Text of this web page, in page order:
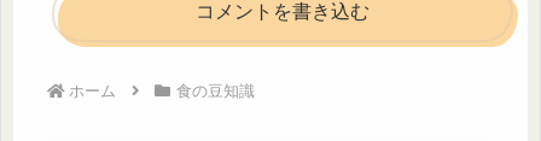
コメントを書き込む
ホーム 食の豆知識